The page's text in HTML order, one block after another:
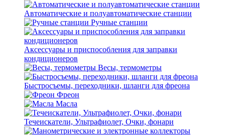
Автоматические и полуавтоматические станции
Ручные станции
Аксессуары и приспособления для заправки
кондиционеров
Весы, термометры
Быстросъемы, переходники, шланги для фреона
Фреон
Масла
Течеискатели, Ультрафиолет, Очки, фонари